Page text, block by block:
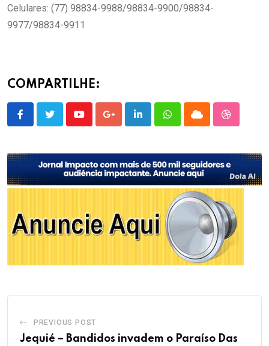
Celulares: (77) 98834-9988/98834-9900/98834-
9977/98834-9911
COMPARTILHE:
YoutubeGoogle+LinkedInWhatsappCloud
PREVIOUS POST
Jequié – Bandidos invadem o Paraíso Das